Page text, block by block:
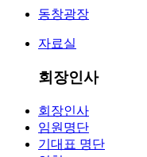
동창광장
자료실
회장인사
회장인사
임원명단
기대표 명단